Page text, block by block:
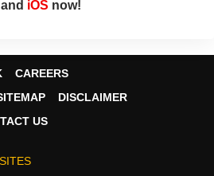
and iOS now!
CAREERS
DISCLAIMER
US